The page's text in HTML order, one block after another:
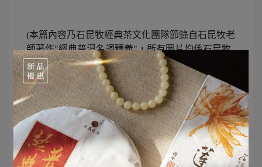
(本篇內容乃石昆牧經典茶文化團隊節錄自石昆牧老
師著作"經典普洱名詞釋義"，所有圖片均係石昆牧
經典茶文化團隊採編，若需轉載請註明出處)
所有文章主題